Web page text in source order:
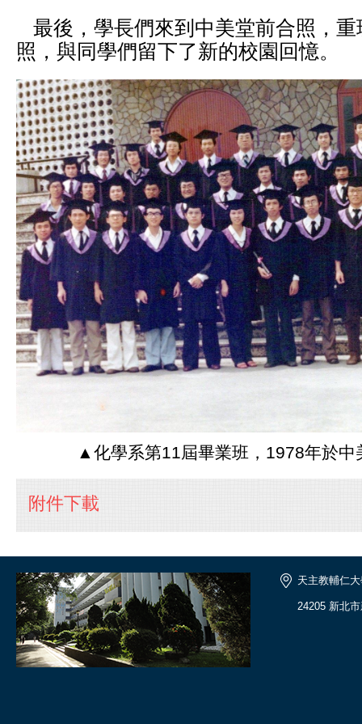
最後，學長們來到中美堂前合照，重
照，與同學們留下了新的校園回憶。
▲化學系第11屆畢業班，1978年於中
附件下載
天主教輔仁
24205 新北